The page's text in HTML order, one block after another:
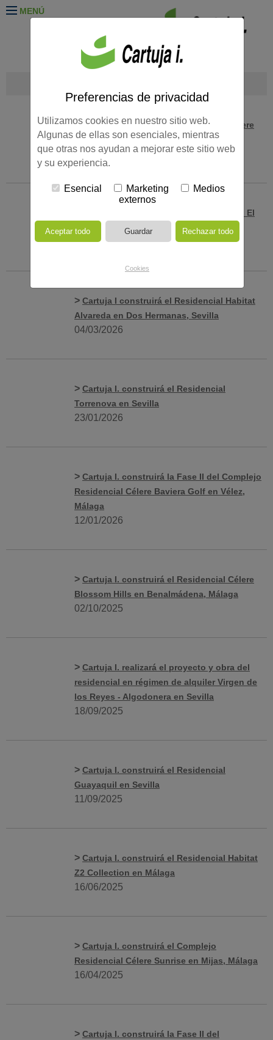
MENÚ
Preferencias de privacidad
Utilizamos cookies en nuestro sitio web.
Algunas de ellas son esenciales, mientras
que otras nos ayudan a mejorar este sitio web
y su experiencia.
Esencial Marketing
Medios
externos
Cookies
>Cartuja I. construirá el Residencial Célere
Tarso en Sevilla
29/04/2026
Cartuja I. construirá el Residencial Abu El
Prado de San Sebastián en Sevilla
09/04/2026
> Cartuja I construirá el Residencial Habitat
Alvareda en Dos Hermanas, Sevilla
04/03/2026
> Cartuja I. construirá el Residencial
Torrenova en Sevilla
23/01/2026
> Cartuja I. construirá la Fase II del Complejo
Residencial Célere Baviera Golf en Vélez,
Málaga
12/01/2026
> Cartuja I. construirá el Residencial Célere
Blossom Hills en Benalmádena, Málaga
02/10/2025
> Cartuja I. realizará el proyecto y obra del
residencial en régimen de alquiler Virgen de
los Reyes - Algodonera en Sevilla
18/09/2025
> Cartuja I. construirá el Residencial
Guayaquil en Sevilla
11/09/2025
> Cartuja I. construirá el Residencial Habitat
Z2 Collection en Málaga
16/06/2025
> Cartuja I. construirá el Complejo
Residencial Célere Sunrise en Mijas, Málaga
16/04/2025
> Cartuja I. construirá la Fase II del